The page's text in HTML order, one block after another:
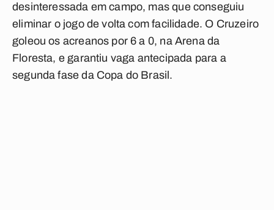
desinteressada em campo, mas que conseguiu
eliminar o jogo de volta com facilidade. O Cruzeiro
goleou os acreanos por 6 a 0, na Arena da
Floresta, e garantiu vaga antecipada para a
segunda fase da Copa do Brasil.